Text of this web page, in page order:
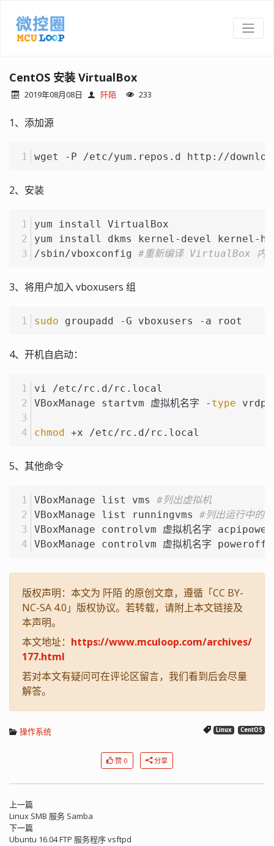
CentOS 安装 VirtualBox
2019年08月08日 阡陌 233
1、添加源
wget -P /etc/yum.repos.d http://
2、安装
yum install VirtualBox
yum install dkms kernel-devel kernel-
/sbin/vboxconfig #重新编译 VirtualBox 内
3、将用户加入 vboxusers 组
sudo groupadd -G vboxusers -a root
4、开机自启动：
vi /etc/rc.d/rc.local
VBoxManage startvm 虚拟机名字 - type vrdp
chmod +x /etc/rc.d/rc.local
5、其他命令
VBoxManage list vms #列出虚拟机
VBoxManage list runningvms #列出运行中的
VBoxManage controlvm 虚拟机名字
VBoxManage controlvm 虚拟机名字 poweroff
版权声明：本文为 阡陌 的原创文章，遵循「CC BY-
NC-SA 4.0」版权协议。若转载，请附上本文链接及
本声明。
本文地址： https://www.mculoop.com/archives/
177.html
若对本文有疑问可在评论区留言，我们看到后会尽量
解答。
操作系统 Linux CentOS
赞 0 分享
上一篇
Linux SMB 服务 Samba
下一篇
Ubuntu 16.04 FTP 服务程序 vsftpd